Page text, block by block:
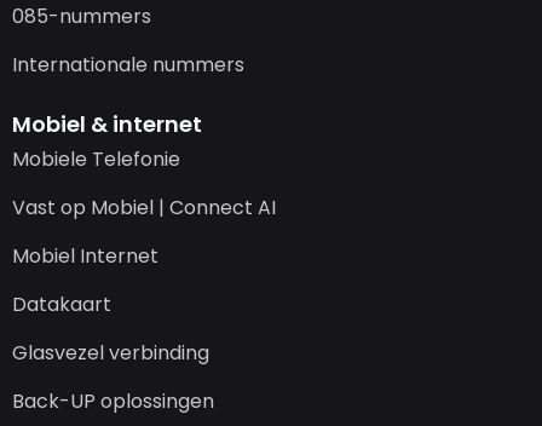
085-nummers
Internationale nummers
Mobiel & internet
Mobiele Telefonie
Vast op Mobiel | Connect AI
Mobiel Internet
Datakaart
Glasvezel verbinding
Back-UP oplossingen